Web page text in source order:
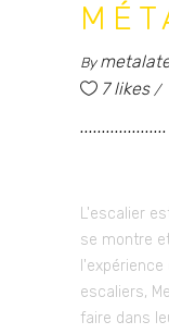
By
7 likes
L'escalier
se montre
escaliers,
faire dans